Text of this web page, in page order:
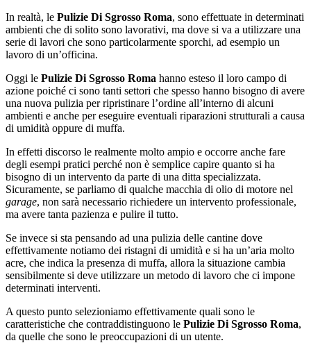
In realtà, le Pulizie Di Sgrosso Roma, sono effettuate in determinati
ambienti che di solito sono lavorativi, ma dove si va a utilizzare una
serie di lavori che sono particolarmente sporchi, ad esempio un
lavoro di un’officina.
Oggi le Pulizie Di Sgrosso Roma hanno esteso il loro campo di
azione poiché ci sono tanti settori che spesso hanno bisogno di avere
una nuova pulizia per ripristinare l’ordine all’interno di alcuni
ambienti e anche per eseguire eventuali riparazioni strutturali a causa
di umidità oppure di muffa.
In effetti discorso le realmente molto ampio e occorre anche fare
degli esempi pratici perché non è semplice capire quanto si ha
bisogno di un intervento da parte di una ditta specializzata.
Sicuramente, se parliamo di qualche macchia di olio di motore nel
garage, non sarà necessario richiedere un intervento professionale,
ma avere tanta pazienza e pulire il tutto.
Se invece si sta pensando ad una pulizia delle cantine dove
effettivamente notiamo dei ristagni di umidità e si ha un’aria molto
acre, che indica la presenza di muffa, allora la situazione cambia
sensibilmente si deve utilizzare un metodo di lavoro che ci impone
determinati interventi.
A questo punto selezioniamo effettivamente quali sono le
caratteristiche che contraddistinguono le Pulizie Di Sgrosso Roma,
da quelle che sono le preoccupazioni di un utente.